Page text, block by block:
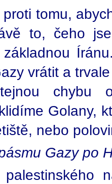
tomu,
to, čeho
základnou
vrátit a
chybu
Golany,
nebo
Gazy po